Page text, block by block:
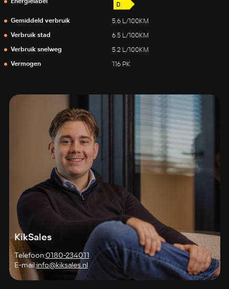
Gemiddeld verbruik
5.6 L/100KM
Verbruik stad 6.5 L/100KM
Verbruik snelweg 5.2 L/100KM
Vermogen 116 PK
KikSales
Telefoon:0180-234011
E-mail:info@kiksales.nl